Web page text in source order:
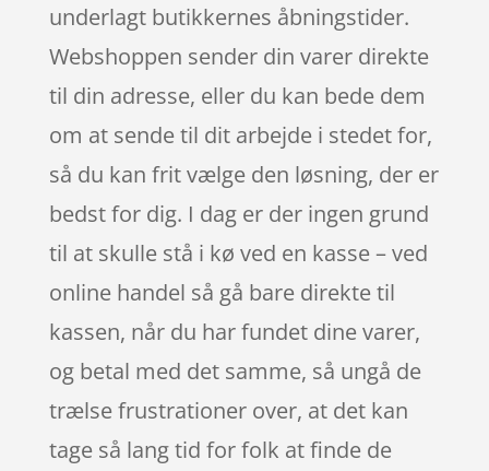
underlagt butikkernes åbningstider.
Webshoppen sender din varer direkte
til din adresse, eller du kan bede dem
om at sende til dit arbejde i stedet for,
så du kan frit vælge den løsning, der er
bedst for dig. I dag er der ingen grund
til at skulle stå i kø ved en kasse – ved
online handel så gå bare direkte til
kassen, når du har fundet dine varer,
og betal med det samme, så ungå de
trælse frustrationer over, at det kan
tage så lang tid for folk at finde de